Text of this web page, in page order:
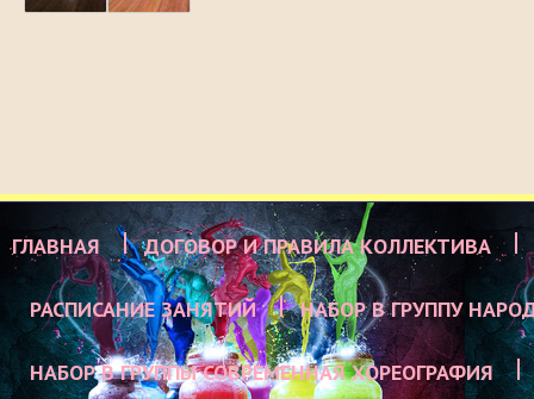
ГЛАВНАЯ ДОГОВОР И ПРАВИЛА КОЛЛЕКТИВА
РАСПИСАНИЕ ЗАНЯТИЙ НАБОР В ГРУППУ
НАБОР В ГРУППЫ СОВРЕМЕННАЯ ХОРЕОГРАФИЯ